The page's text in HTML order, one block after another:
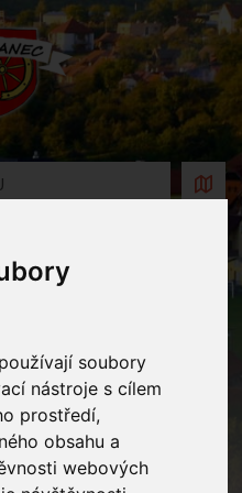
soubory
nástroje s cílem
prostředí,
obsahu a
webových
kraje -
odtoku a
lesních